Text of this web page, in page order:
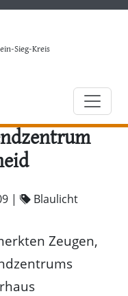
Sieg-Kreis
| Blaulicht
Zeugen,